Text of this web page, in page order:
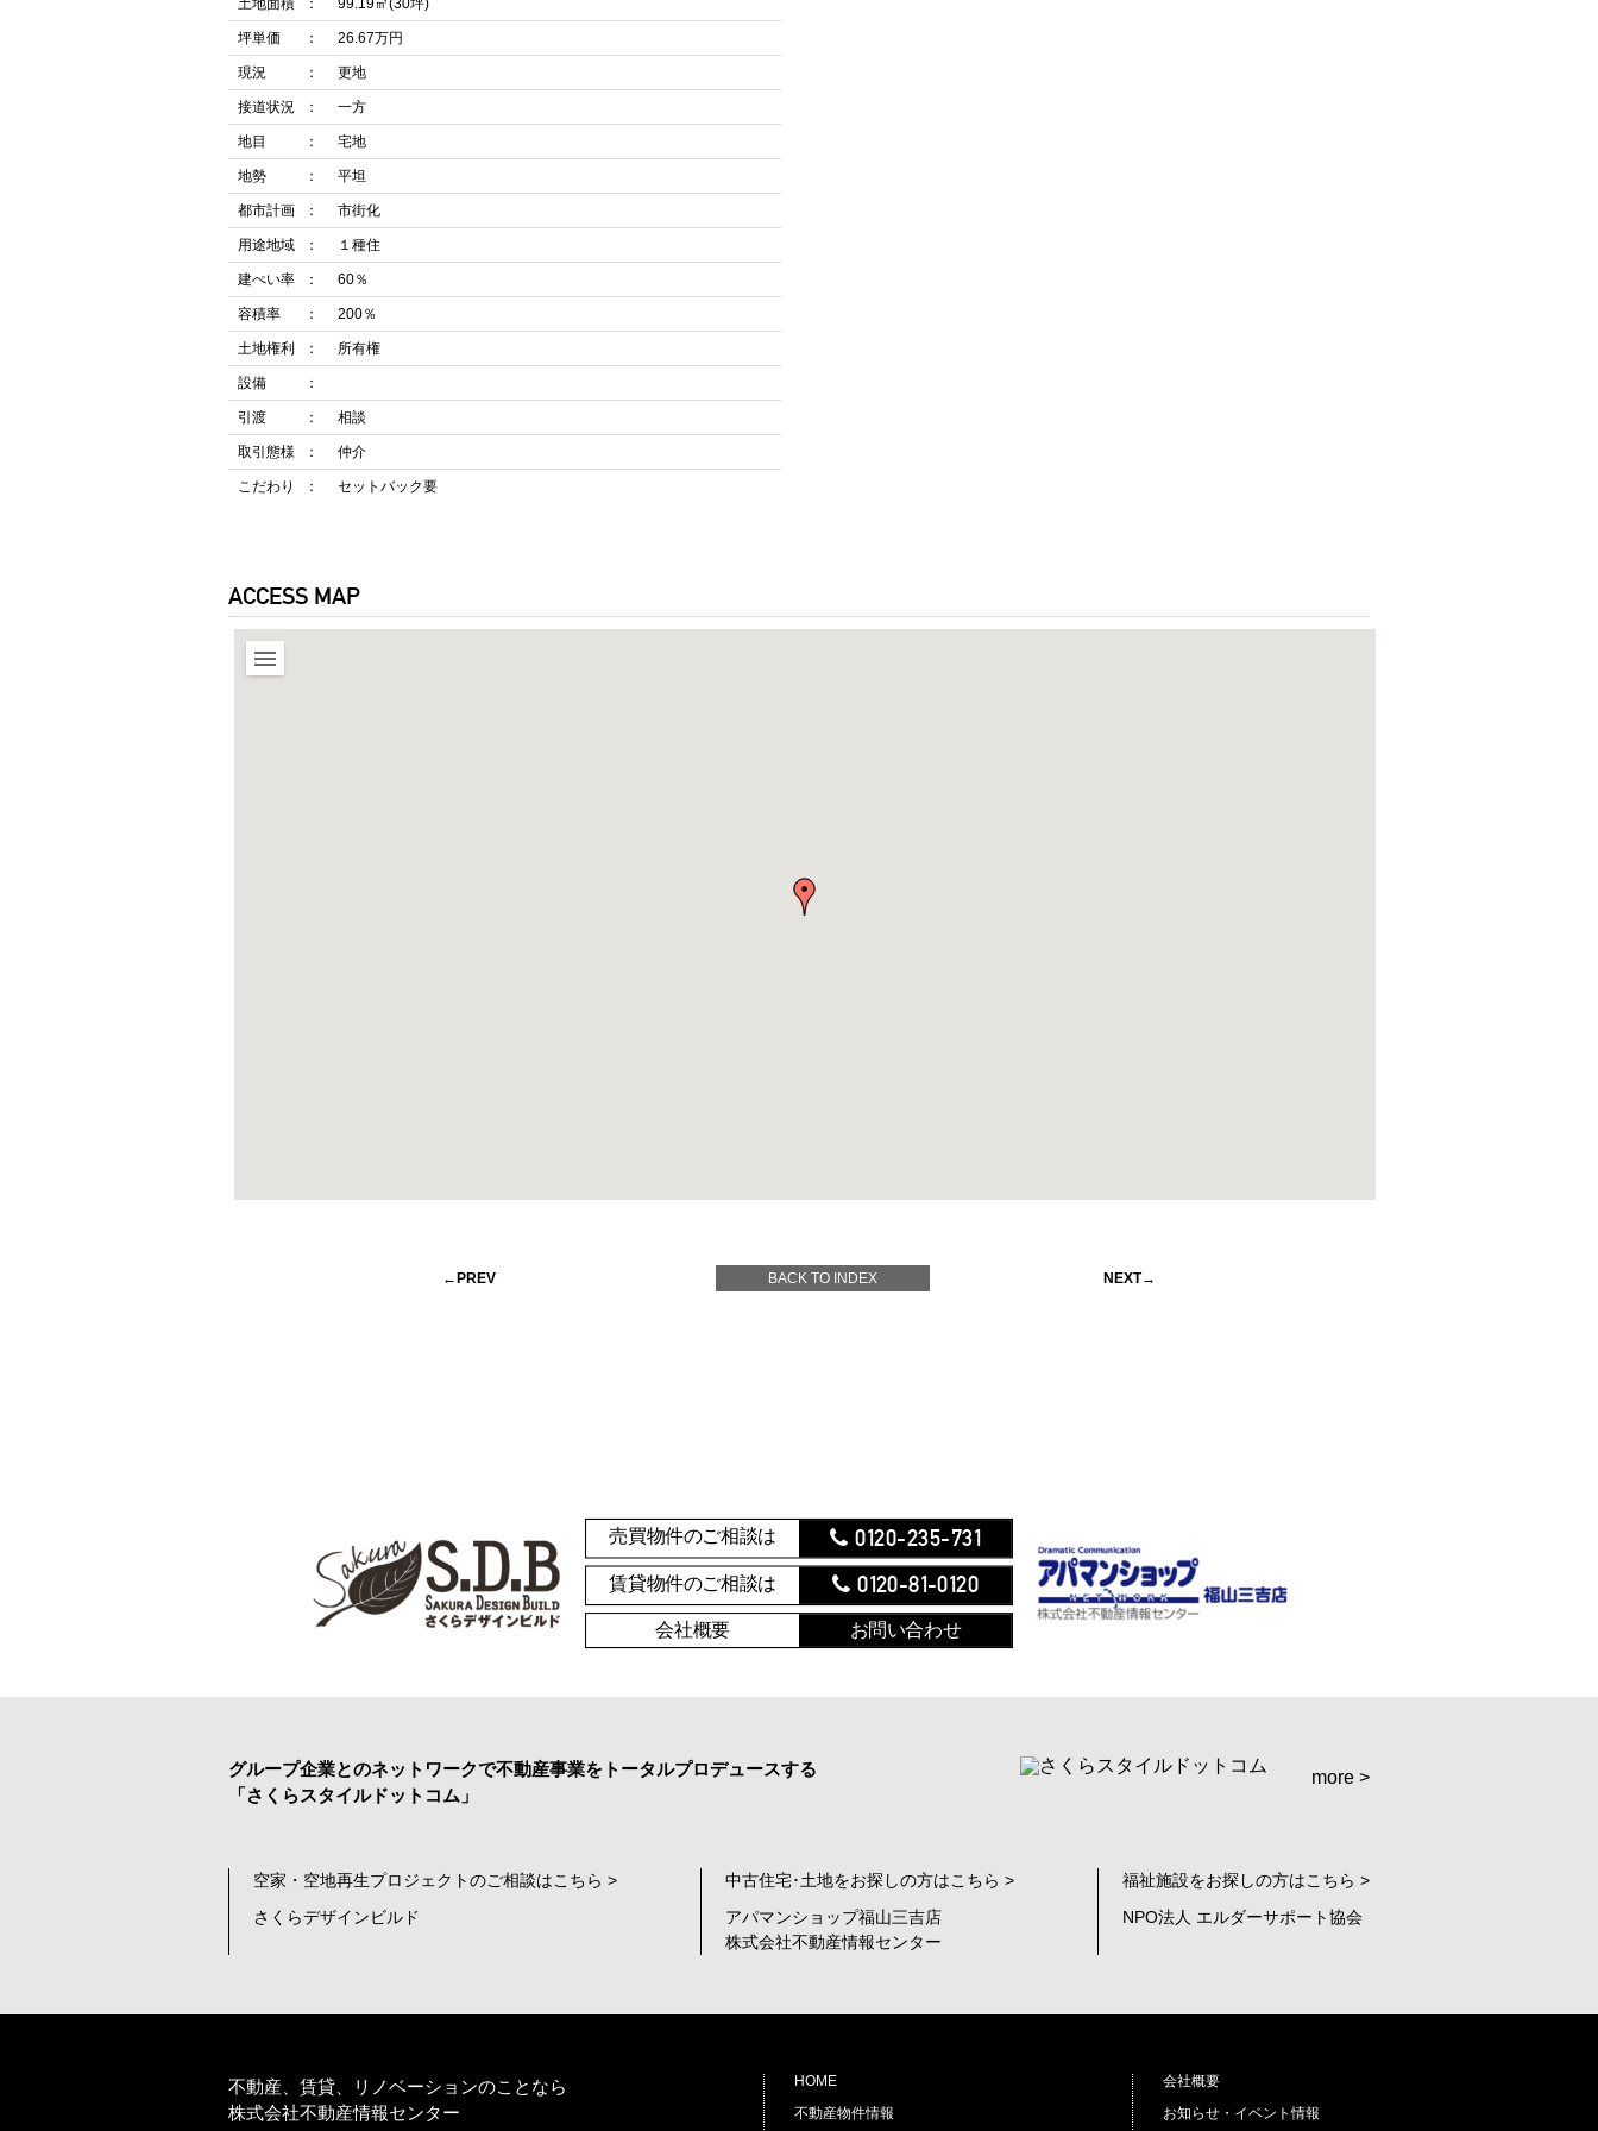
土地面積 99.19㎡(30坪)
坪単価 26.67万円
現況 更地
接道状況 一方
地目 宅地
地勢 平坦
都市計画 市街化
用途地域 １種住
建ぺい率 60％
容積率 200％
土地権利 所有権
設備
引渡 相談
取引態様 仲介
こだわり セットバック要
ACCESS MAP
←PREV BACK TO INDEX NEXT→
売買物件のご相談は 0120-235-731
賃貸物件のご相談は 0120-81-0120
会社概要 お問い合わせ
グループ企業とのネットワークで不動産事業をトータルプロデュースする
「さくらスタイルドットコム」
more >
空家・空地再生プロジェクトのご相談はこちら >
さくらデザインビルド
中古住宅･土地をお探しの方はこちら >
アパマンショップ福山三吉店
株式会社不動産情報センター
福祉施設をお探しの方はこちら >
NPO法人 エルダーサポート協会
不動産、賃貸、リノベーションのことなら
株式会社不動産情報センター
HOME
不動産物件情報
会社概要
お知らせ・イベント情報